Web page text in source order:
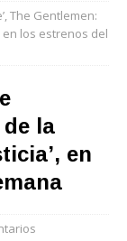
The Gentlemen:
en los estrenos del
la
en